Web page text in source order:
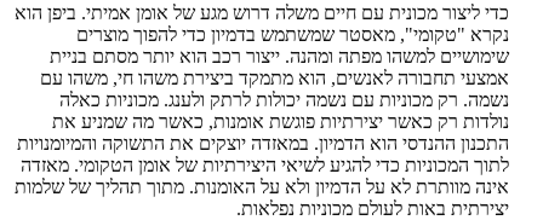
כדי ליצור מכונית עם חיים משלה דרוש מגע של אומן אמיתי. ביפן הוא
נקרא "טקומי", מאסטר שמשתמש בדמיון כדי להפוך מוצרים
שימושיים למשהו מפתה ומהנה. ייצור רכב הוא יותר מסתם בניית
אמצעי תחבורה לאנשים, הוא מתמקד ביצירת משהו חי, משהו עם
נשמה. רק מכוניות עם נשמה יכולות לרתק ולענג. מכוניות כאלה
נולדות רק כאשר יצירתיות פוגשת אומנות, כאשר מה שמניע את
התכנון ההנדסי הוא הדמיון. במאזדה יוצקים את התשוקה והמיומנויות
לתוך המכוניות כדי להגיע לשיאי היצירתיות של אומן הטקומי. מאזדה
אינה מוותרת לא על הדמיון ולא על האומנות. מתוך תהליך של שלמות
יצירתית באות לעולם מכוניות נפלאות.